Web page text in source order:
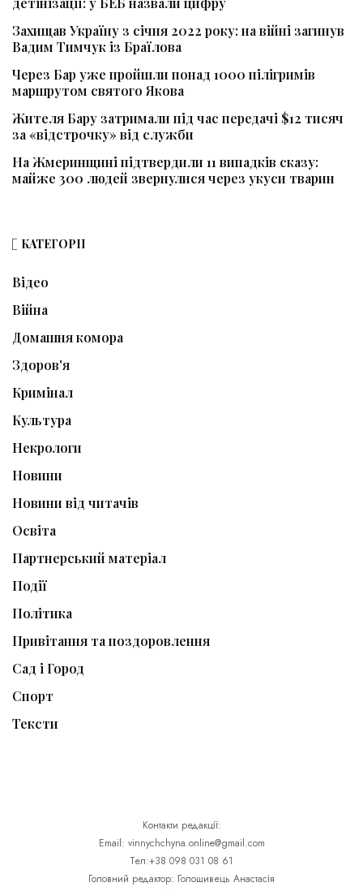
Захищав Україну з січня 2022 року: на війні загинув
Вадим Тимчук із Браїлова
Через Бар уже пройшли понад 1000 пілігримів
маршрутом святого Якова
Жителя Бару затримали під час передачі $12 тисяч
за «відстрочку» від служби
На Жмеринщині підтвердили 11 випадків сказу:
майже 300 людей звернулися через укуси тварин
КАТЕГОРІЇ
Відео
Війна
Домашня комора
Здоров'я
Кримінал
Культура
Некрологи
Новини
Новини від читачів
Освіта
Партнерський матеріал
Події
Політика
Привітання та поздоровлення
Сад і Город
Спорт
Тексти
Контакти редакції:
Email: vinnychchyna.online@gmail.com
Тел:+38 098 031 08 61
Головний редактор: Голошивець Анастасія